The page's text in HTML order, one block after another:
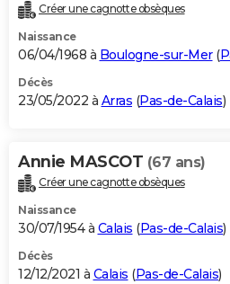
Créer une cagnotte obsèques
Naissance
06/04/1968 à Boulogne-sur-Mer(
Décès
23/05/2022 à Arras (Pas-de-Calais)
Annie MASCOT (67 ans)
Créer une cagnotte obsèques
Naissance
30/07/1954 à Calais (Pas-de-Calais)
Décès
12/12/2021 à Calais (Pas-de-Calais)